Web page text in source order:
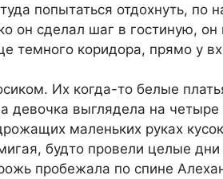
попытаться отдохнуть, по
он сделал шаг в гостиную,
темного коридора, прямо у
Их когда-то белые
девочка выглядела на
маленьких руках
будто провели целые
пробежала по спине